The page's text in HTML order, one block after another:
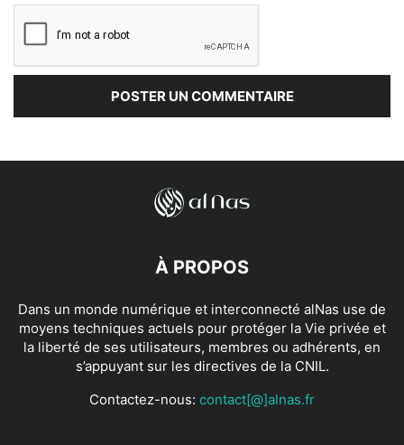
À PROPOS
Dans un monde numérique et interconnecté alNas use de
moyens techniques actuels pour protéger la Vie privée et
la liberté de ses utilisateurs, membres ou adhérents, en
s’appuyant sur les directives de la CNIL.
Contactez-nous: contact[@]alnas.fr